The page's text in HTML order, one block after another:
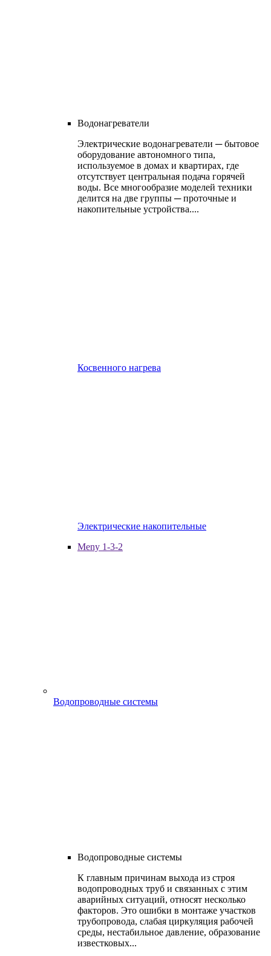
Водонагреватели
Электрические водонагреватели ─ бытовое
оборудование автономного типа,
используемое в домах и квартирах, где
отсутствует центральная подача горячей
воды. Все многообразие моделей техники
делится на две группы ─ проточные и
накопительные устройства....
Косвенного нагрева
Электрические накопительные
Meny 1-3-2
Водопроводные системы
Водопроводные системы
К главным причинам выхода из строя
водопроводных труб и связанных с этим
аварийных ситуаций, относят несколько
факторов. Это ошибки в монтаже участков
трубопровода, слабая циркуляция рабочей
среды, нестабильное давление, образование
известковых...